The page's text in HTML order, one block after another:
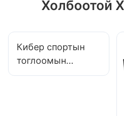
Холбоотой
Кибер спортын
тоглоомын
дагалдах